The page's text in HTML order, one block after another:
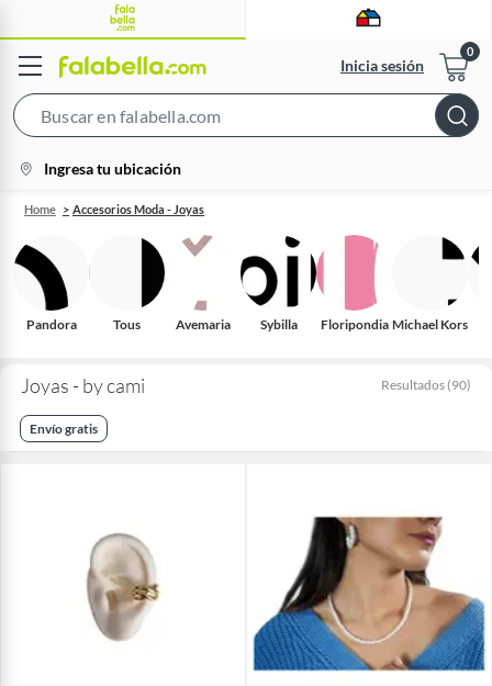
Inicia sesión
Bar
location-
icon
Ingresa tu ubicación
Home Accesorios Moda - Joyas
Pandora Tous Avemaria Sybilla Floripondia Michael Kors
Joyas - by cami Resultados (90)
Envío gratis